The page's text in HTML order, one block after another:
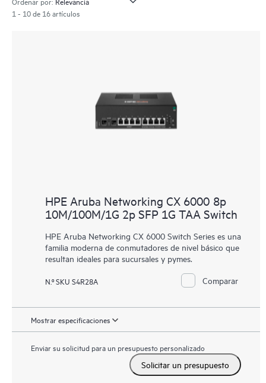
1 - 10 de 16 artículos
HPE Aruba Networking CX 6000 8p
10M/100M/1G 2p SFP 1G TAA Switch
HPE Aruba Networking CX 6000 Switch Series es una
familia moderna de conmutadores de nivel básico que
resultan ideales para sucursales y pymes.
N.º SKU S4R28A Comparar
Mostrar especificaciones
Enviar su solicitud para un presupuesto personalizado
Solicitar un presupuesto